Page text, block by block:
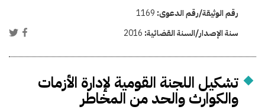
رقم الوثيقة/رقم الدعوى: 1169
سنة الإصدار/السنة القضائية: 2016
تشكيل اللجنة القومية لإدارة الأزمات
والكوارث والحد من المخاطر